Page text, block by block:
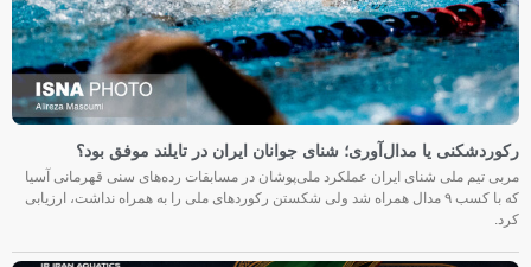
رکوردشکنی یا مدال‌آوری؛ شنای جوانان ایران در تایلند موفق بود؟
مربی تیم ملی شنای ایران عملکرد ملی‌پوشان در مسابقات رده‌های سنی قهرمانی آسیا
که با کسب ۹ مدال همراه شد ولی شکستن رکوردهای ملی را به همراه نداشت، ارزیابی
کرد.